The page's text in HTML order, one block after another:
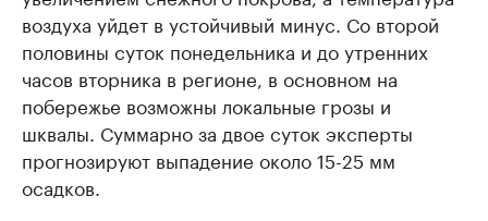
воздуха уйдет в устойчивый минус. Со второй
половины суток понедельника и до утренних
часов вторника в регионе, в основном на
побережье возможны локальные грозы и
шквалы. Суммарно за двое суток эксперты
прогнозируют выпадение около 15-25 мм
осадков.